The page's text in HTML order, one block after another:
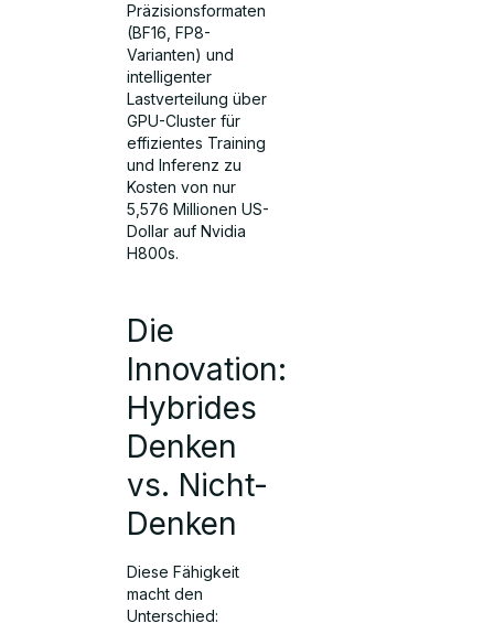
Präzisionsformaten
(BF16, FP8-
Varianten) und
intelligenter
Lastverteilung über
GPU-Cluster für
effizientes Training
und Inferenz zu
Kosten von nur
5,576 Millionen US-
Dollar auf Nvidia
H800s.
Die
Innovation:
Hybrides
Denken
vs. Nicht-
Denken
Diese Fähigkeit
macht den
Unterschied: